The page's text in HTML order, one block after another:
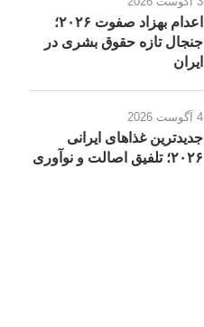
اعدام بهزاد صفوت ۲۰۲۶؛
جنجال تازه حقوق بشری در
ایران
4 آگوست 2026
جدیدترین غذاهای ایرانی
۲۰۲۶؛ تلفیق اصالت و نوآوری